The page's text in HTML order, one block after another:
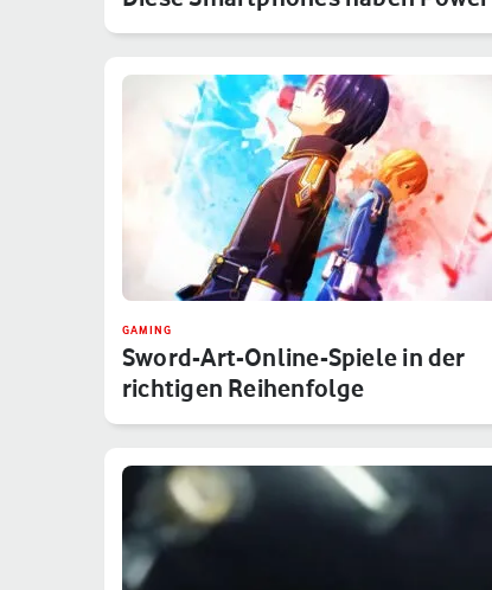
GAMING
Sword-Art-Online-Spiele in der
richtigen Reihenfolge